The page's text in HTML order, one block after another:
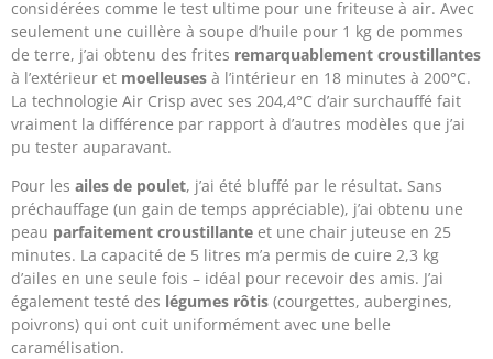
considérées comme le test ultime pour une friteuse à air. Avec
seulement une cuillère à soupe d’huile pour 1 kg de pommes
de terre, j’ai obtenu des frites remarquablement croustillantes
à l’extérieur et moelleuses à l’intérieur en 18 minutes à 200°C.
La technologie Air Crisp avec ses 204,4°C d’air surchauffé fait
vraiment la différence par rapport à d’autres modèles que j’ai
pu tester auparavant.
Pour les ailes de poulet, j’ai été bluffé par le résultat. Sans
préchauffage (un gain de temps appréciable), j’ai obtenu une
peau parfaitement croustillante et une chair juteuse en 25
minutes. La capacité de 5 litres m’a permis de cuire 2,3 kg
d’ailes en une seule fois – idéal pour recevoir des amis. J’ai
également testé des légumes rôtis (courgettes, aubergines,
poivrons) qui ont cuit uniformément avec une belle
caramélisation.